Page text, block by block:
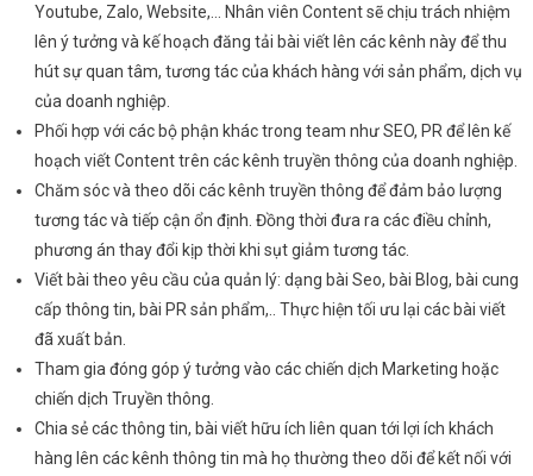
Youtube, Zalo, Website,… Nhân viên Content sẽ chịu trách nhiệm
lên ý tưởng và kế hoạch đăng tải bài viết lên các kênh này để thu
hút sự quan tâm, tương tác của khách hàng với sản phẩm, dịch vụ
của doanh nghiệp.
Phối hợp với các bộ phận khác trong team như SEO, PR để lên kế
hoạch viết Content trên các kênh truyền thông của doanh nghiệp.
Chăm sóc và theo dõi các kênh truyền thông để đảm bảo lượng
tương tác và tiếp cận ổn định. Đồng thời đưa ra các điều chỉnh,
phương án thay đổi kịp thời khi sụt giảm tương tác.
Viết bài theo yêu cầu của quản lý: dạng bài Seo, bài Blog, bài cung
cấp thông tin, bài PR sản phẩm,.. Thực hiện tối ưu lại các bài viết
đã xuất bản.
Tham gia đóng góp ý tưởng vào các chiến dịch Marketing hoặc
chiến dịch Truyền thông.
Chia sẻ các thông tin, bài viết hữu ích liên quan tới lợi ích khách
hàng lên các kênh thông tin mà họ thường theo dõi để kết nối với